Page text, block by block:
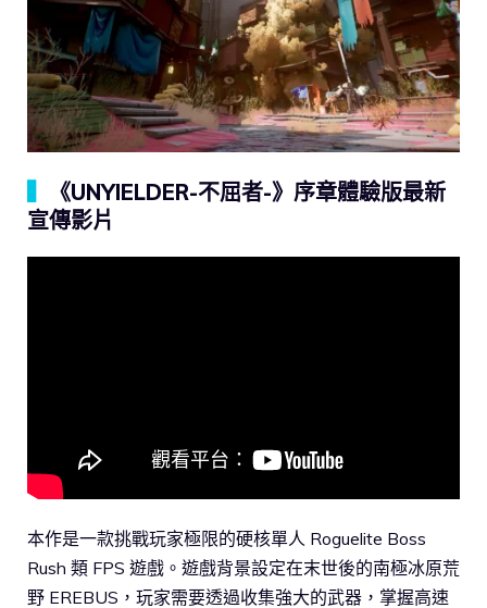
《UNYIELDER-不屈者-》序章體驗版最新
宣傳影片
本作是一款挑戰玩家極限的硬核單人 Roguelite Boss
Rush 類 FPS 遊戲。遊戲背景設定在末世後的南極冰原荒
野 EREBUS，玩家需要透過收集強大的武器，掌握高速